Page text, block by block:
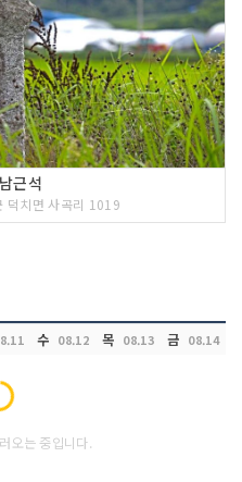
근석
덕치면 사곡리 1019
수 08.12 목 08.13 금 08.14
오는 중입니다.